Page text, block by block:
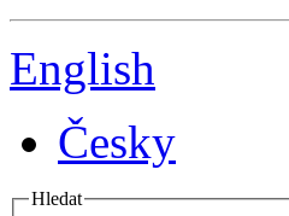
English
Česky
Hledat